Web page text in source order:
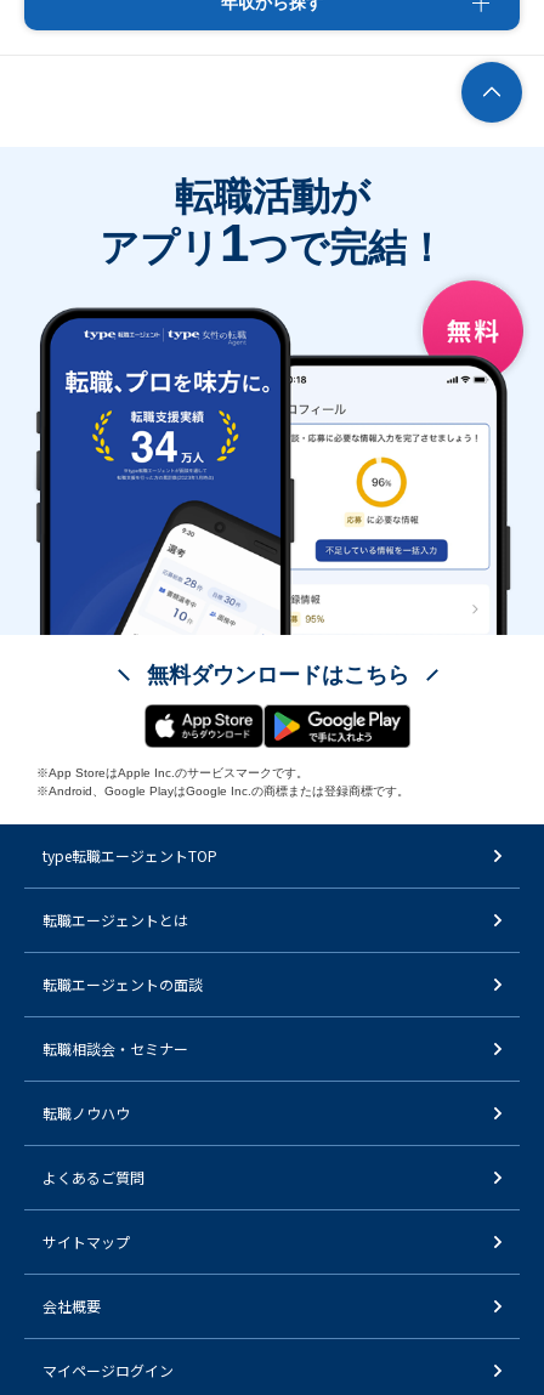
転職活動が
アプリ 1つで完結！
無料ダウンロードはこちら
※App StoreはApple Inc.のサービスマークです。
※Android、Google PlayはGoogle Inc.の商標または登録商標です。
type転職エージェントTOP
転職エージェントとは
転職エージェントの面談
転職相談会・セミナー
転職ノウハウ
よくあるご質問
サイトマップ
会社概要
マイページログイン